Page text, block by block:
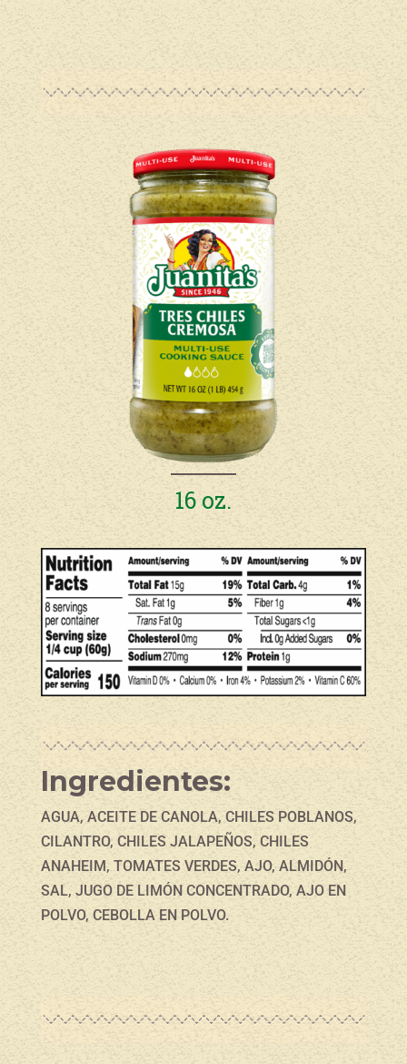
16 oz.
Ingredientes:
AGUA, ACEITE DE CANOLA, CHILES POBLANOS,
CILANTRO, CHILES JALAPEÑOS, CHILES
ANAHEIM, TOMATES VERDES, AJO, ALMIDÓN,
SAL, JUGO DE LIMÓN CONCENTRADO, AJO EN
POLVO, CEBOLLA EN POLVO.